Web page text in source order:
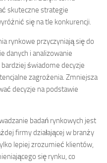
skuteczne strategie
się na tle konkurencji.
rynkowe przyczyniają się do
danych i analizowanie
świadome decyzje
zagrożenia. Zmniejsza
decyzje na podstawie
badań rynkowych jest
firmy działającej w branży
lepiej zrozumieć klientów,
się rynku, co